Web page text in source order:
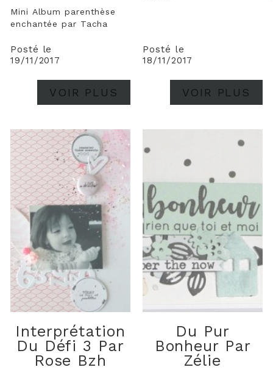
Mini Album parenthèse
enchantée par Tacha
Posté le
19/11/2017
VOIR PLUS
Posté le
18/11/2017
VOIR PLUS
Interprétation
Du Défi 3 Par
Rose Bzh
Du Pur
Bonheur Par
Zélie